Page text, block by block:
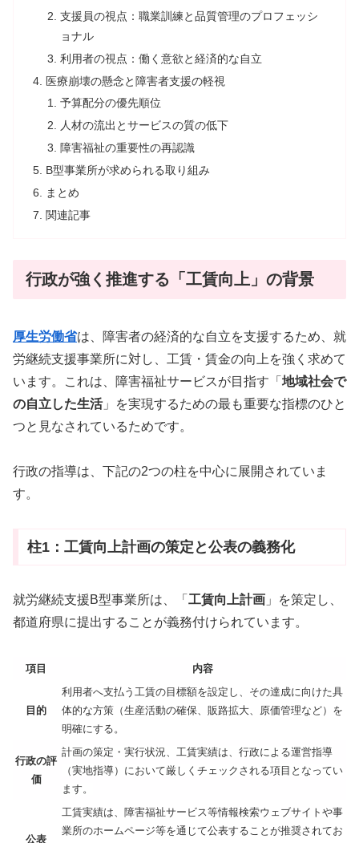
支援員の視点：職業訓練と品質管理のプロフェッシ
ョナル
利用者の視点：働く意欲と経済的な自立
医療崩壊の懸念と障害者支援の軽視
予算配分の優先順位
人材の流出とサービスの質の低下
障害福祉の重要性の再認識
B型事業所が求められる取り組み
まとめ
関連記事
行政が強く推進する「工賃向上」の背景
厚生労働省は、障害者の経済的な自立を支援するため、就
労継続支援事業所に対し、工賃・賃金の向上を強く求めて
います。これは、障害福祉サービスが目指す「 地域社会で
の自立した生活」を実現するための最も重要な指標のひと
つと見なされているためです。
行政の指導は、下記の2つの柱を中心に展開されていま
す。
柱1：工賃向上計画の策定と公表の義務化
就労継続支援B型事業所は、「 工賃向上計画 」を策定し、
都道府県に提出することが義務付けられています。
項目 内容
目的
利用者へ支払う工賃の目標額を設定し、その達成に向けた具
体的な方策（生産活動の確保、販路拡大、原価管理など）を
明確にする。
行政の評
価
計画の策定・実行状況、工賃実績は、行政による運営指導
（実地指導）において厳しくチェックされる項目となってい
ます。
公表
工賃実績は、障害福祉サービス等情報検索ウェブサイトや事
業所のホームページ等を通じて公表することが推奨されてお